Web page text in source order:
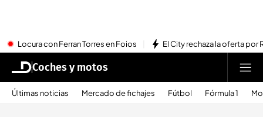
Locura con Ferran Torres en Foios El City rechaza la oferta por
Coches y motos
Últimas noticias Mercado de fichajes Fútbol Fórmula 1